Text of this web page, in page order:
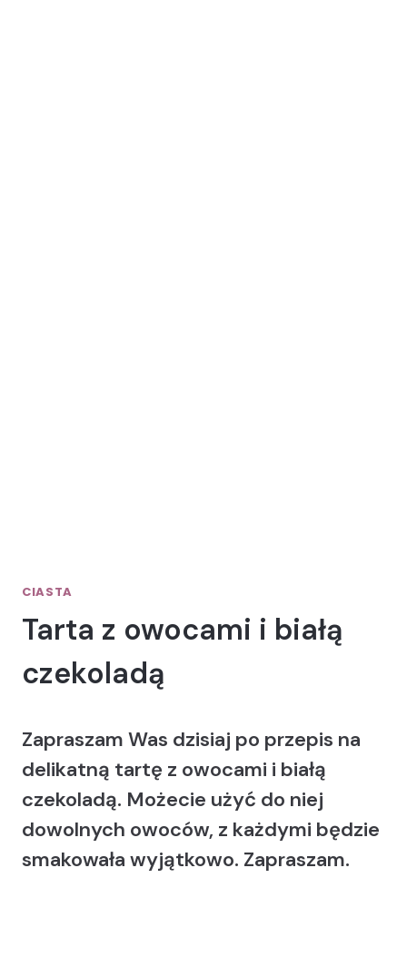
CIASTA
Tarta z owocami i białą
czekoladą
Zapraszam Was dzisiaj po przepis na
delikatną tartę z owocami i białą
czekoladą. Możecie użyć do niej
dowolnych owoców, z każdymi będzie
smakowała wyjątkowo. Zapraszam.